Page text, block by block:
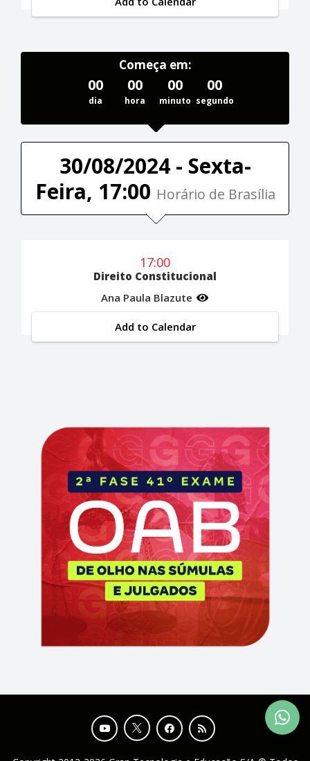
Começa em:
00
dia
00
hora
00
minuto
00
segundo
30/08/2024 - Sexta-
Feira, 17:00 Horário de Brasília
17:00
Direito Constitucional
Ana Paula Blazute
Add to Calendar